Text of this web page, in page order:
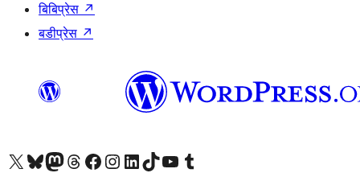
बिबिप्रेस ↗
बडीप्रेस ↗
हाम्रो X (पहिले ट्विटर) खातामा जानुहोस्
हाम्रो Bluesky खाता भ्रमण गर्नुहोस्
हाम्रो म्यास्टोडन खाता भ्रमण गर्नुहोस्
हाम्रो थ्रेड्स खातामा जानुहोस्
हाम्रो फेसबुक पेजमा जानुहोस्
हाम्रो इन्स्टाग्राम खातामा जानुहोस्
हाम्रो लिङ्क्डइन खातामा जानुहोस्
हाम्रो TikTok खाता भ्रमण गर्नुहोस्
हाम्रो युट्युब च्यानलमा जानुहोस्
हाम्रो टम्बलर खाता भ्रमण गर्नुहोस्